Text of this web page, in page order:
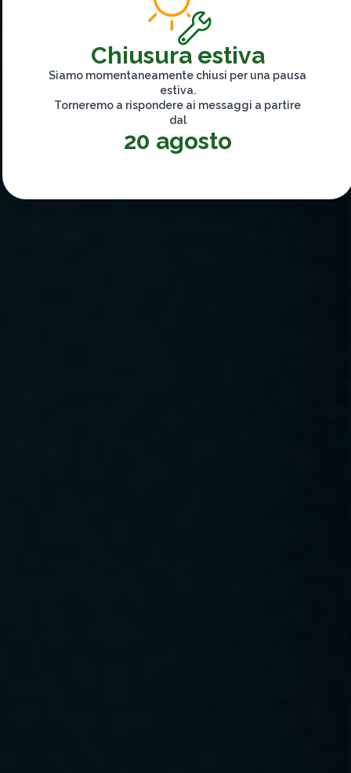
Chiusura estiva
Siamo momentaneamente chiusi per una pausa
estiva.
Torneremo a rispondere ai messaggi a partire
dal
20 agosto